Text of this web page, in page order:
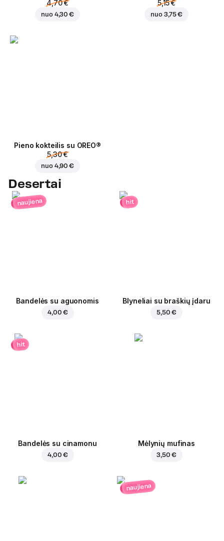
4,70 €
nuo 4,30 €
5,15 €
nuo 3,75 €
Pieno kokteilis su OREO®
5,30 €
nuo 4,90 €
Desertai
naujiena
Bandelės su aguonomis
4,00 €
hit
Blyneliai su braškių įdaru
5,50 €
hit
Bandelės su cinamonu
4,00 €
Mėlynių mufinas
3,50 €
naujiena